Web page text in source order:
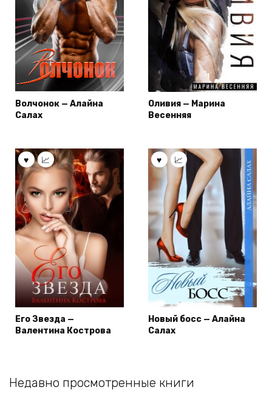
Волчонок — Алайна
Салах
Оливия — Марина
Весенняя
Его Звезда —
Валентина Кострова
Новый босс — Алайна
Салах
Недавно просмотренные книги